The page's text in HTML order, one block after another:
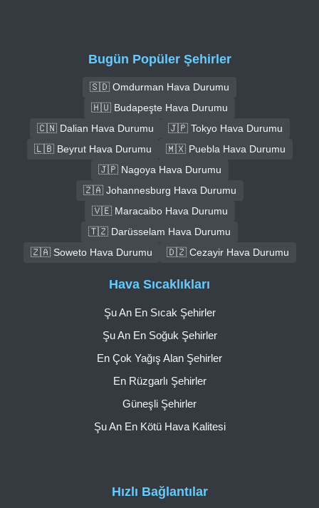
Bugün Popüler Şehirler
🇸🇩 Omdurman Hava Durumu
🇭🇺 Budapeşte Hava Durumu
🇨🇳 Dalian Hava Durumu
🇯🇵 Tokyo Hava Durumu
🇱🇧 Beyrut Hava Durumu
🇲🇽 Puebla Hava Durumu
🇯🇵 Nagoya Hava Durumu
🇿🇦 Johannesburg Hava Durumu
🇻🇪 Maracaibo Hava Durumu
🇹🇿 Darüsselam Hava Durumu
🇿🇦 Soweto Hava Durumu
🇩🇿 Cezayir Hava Durumu
Hızlı Bağlantılar
Hava Sıcaklıkları
Şu An En Sıcak Şehirler
Şu An En Soğuk Şehirler
En Çok Yağış Alan Şehirler
En Rüzgarlı Şehirler
Güneşli Şehirler
Şu An En Kötü Hava Kalitesi